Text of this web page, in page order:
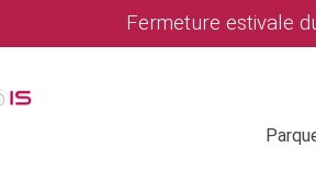
Fermeture estivale